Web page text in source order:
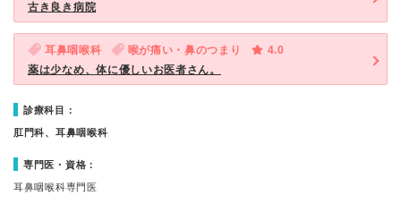
古き良き病院
耳鼻咽喉科 喉が痛い・鼻のつまり
4.0
薬は少なめ、体に優しいお医者さん。
診療科目：
肛門科、耳鼻咽喉科
専門医・資格：
耳鼻咽喉科専門医